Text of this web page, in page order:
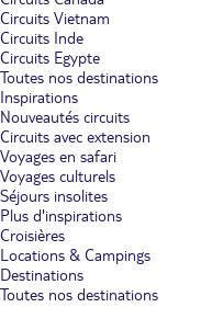
Circuits Vietnam
Circuits Inde
Circuits Egypte
Toutes nos destinations
Inspirations
Nouveautés circuits
Circuits avec extension
Voyages en safari
Voyages culturels
Séjours insolites
Plus d'inspirations
Croisières
Locations & Campings
Destinations
Toutes nos destinations